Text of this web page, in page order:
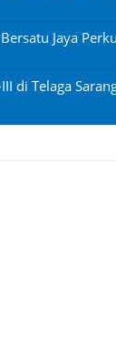
Jaya
di Telaga